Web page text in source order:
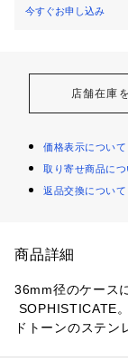
今すぐお申し込み
店舗在庫
価格表示について
取り寄せ商品につ
返品交換について
商品詳細
36mm径のケース
SOPHISTICATE
ドトーンのステン